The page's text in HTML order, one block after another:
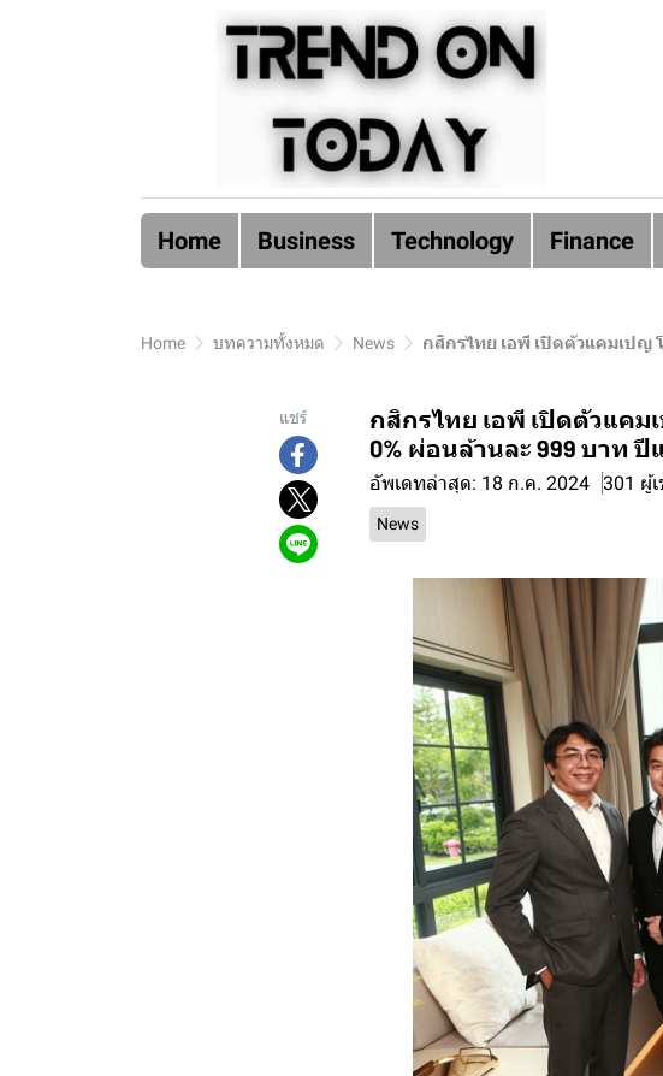
Home Business Technology Finance
Home บทความทั้งหมด News กสิกรไทย เอพี เปิดตัวแคมเปญ
แชร์
กสิกรไทย เอพี เปิดตัวแคม
0% ผ่อนล้านละ 999 บาท ปี
อัพเดทล่าสุด: 18 ก.ค. 2024 301 ผู้
News